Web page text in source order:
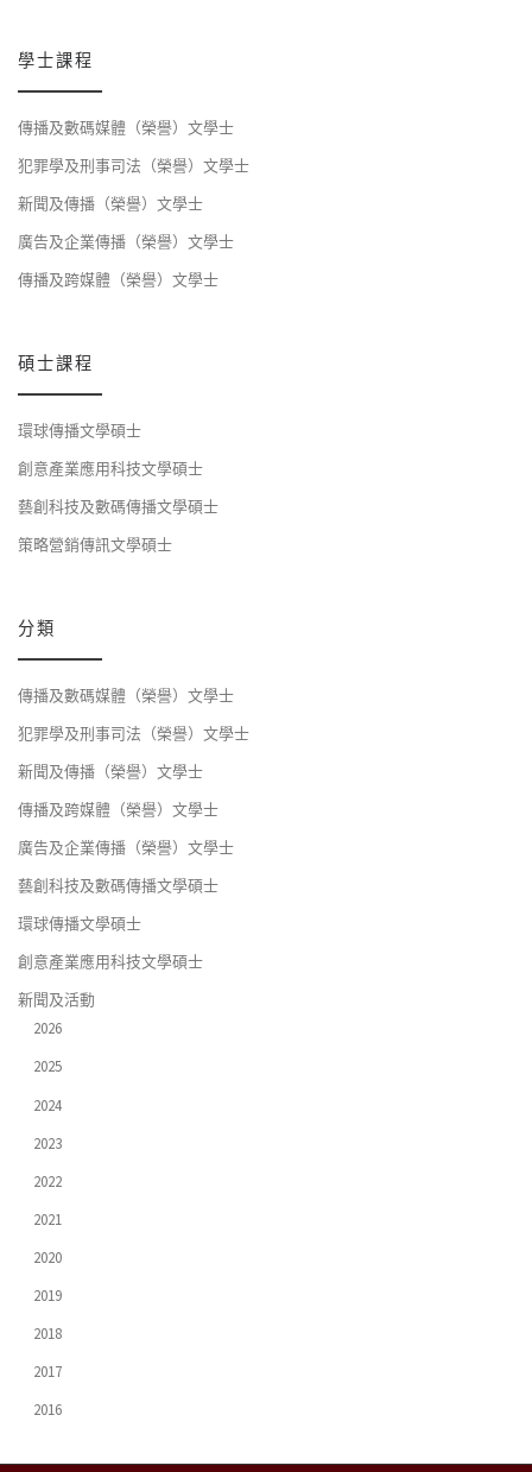
學士課程
傳播及數碼媒體（榮譽）文學士
犯罪學及刑事司法（榮譽）文學士
新聞及傳播（榮譽）文學士
廣告及企業傳播（榮譽）文學士
傳播及跨媒體（榮譽）文學士
碩士課程
環球傳播文學碩士
創意產業應用科技文學碩士
藝創科技及數碼傳播文學碩士
策略營銷傳訊文學碩士
分類
傳播及數碼媒體（榮譽）文學士
犯罪學及刑事司法（榮譽）文學士
新聞及傳播（榮譽）文學士
傳播及跨媒體（榮譽）文學士
廣告及企業傳播（榮譽）文學士
藝創科技及數碼傳播文學碩士
環球傳播文學碩士
創意產業應用科技文學碩士
新聞及活動
2026
2025
2024
2023
2022
2021
2020
2019
2018
2017
2016